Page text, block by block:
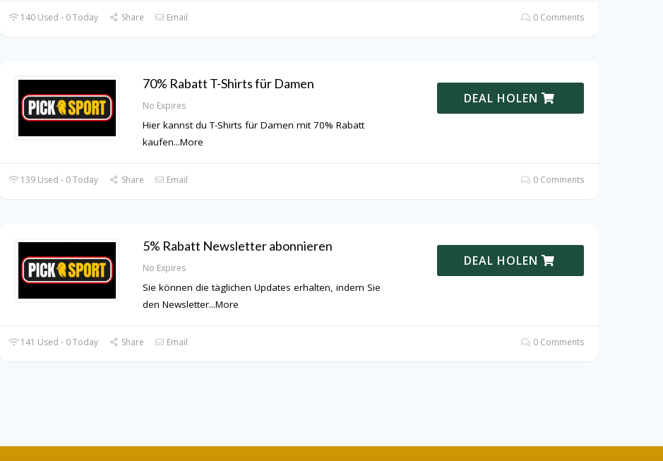
140 Used - 0 Today Share Email 0 Comments
70% Rabatt T-Shirts für Damen
No Expires
Hier kannst du T-Shirts für Damen mit 70% Rabatt
kaufen...More
DEAL HOLEN
139 Used - 0 Today Share Email 0 Comments
5% Rabatt Newsletter abonnieren
No Expires
Sie können die täglichen Updates erhalten, indem Sie
den Newsletter...More
DEAL HOLEN
141 Used - 0 Today Share Email 0 Comments